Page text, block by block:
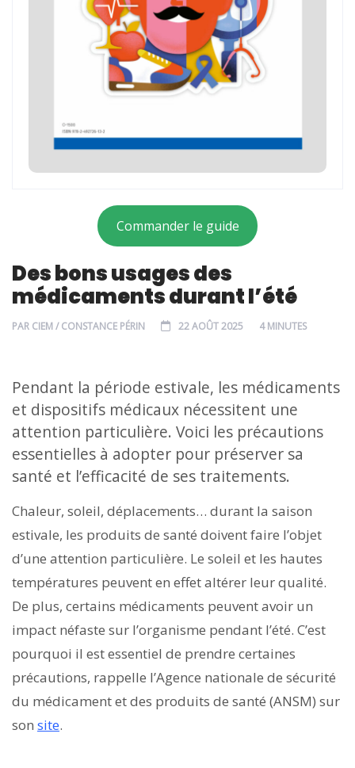
Commander le guide
Des bons usages des
médicaments durant l’été
PAR CIEM / CONSTANCE PÉRIN 22 AOÛT 2025 4 MINUTES
Pendant la période estivale, les médicaments
et dispositifs médicaux nécessitent une
attention particulière. Voici les précautions
essentielles à adopter pour préserver sa
santé et l’efficacité de ses traitements.
Chaleur, soleil, déplacements… durant la saison
estivale, les produits de santé doivent faire l’objet
d’une attention particulière. Le soleil et les hautes
températures peuvent en effet altérer leur qualité.
De plus, certains médicaments peuvent avoir un
impact néfaste sur l’organisme pendant l’été. C’est
pourquoi il est essentiel de prendre certaines
précautions, rappelle l’Agence nationale de sécurité
du médicament et des produits de santé (ANSM) sur
son site.